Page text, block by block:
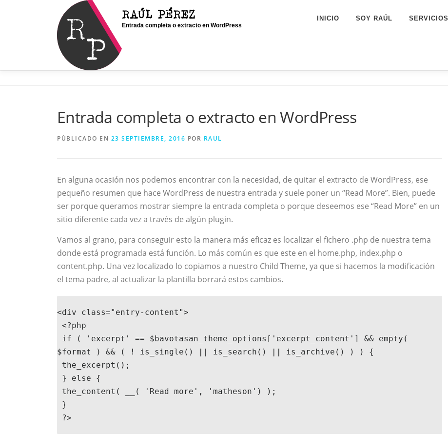
RAÚL PÉREZ
Entrada completa o extracto en WordPress
INICIO SOY RAÚL SERVICIOS
Entrada completa o extracto en WordPress
PÚBLICADO EN 23 SEPTIEMBRE, 2016 POR RAUL
En alguna ocasión nos podemos encontrar con la necesidad, de quitar el extracto de WordPress, ese
pequeño resumen que hace WordPress de nuestra entrada y suele poner un “Read More”. Bien, puede
ser porque queramos mostrar siempre la entrada completa o porque deseemos ese “Read More” en un
sitio diferente cada vez a través de algún plugin.
Vamos al grano, para conseguir esto la manera más eficaz es localizar el fichero .php de nuestra tema
donde está programada está función. Lo más común es que este en el home.php, index.php o
content.php. Una vez localizado lo copiamos a nuestro Child Theme, ya que si hacemos la modificación
el tema padre, al actualizar la plantilla borrará estos cambios.
<div class="entry-content">
$format ) && ( ! is_single() || is_search() || is_archive() ) ) {
?>